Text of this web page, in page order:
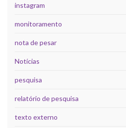
instagram
monitoramento
nota de pesar
Notícias
pesquisa
relatório de pesquisa
texto externo